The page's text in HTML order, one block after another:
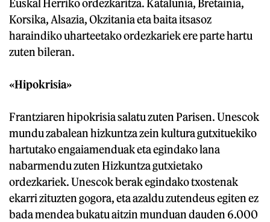
Euskal Herriko ordezkaritza. Katalunia, Bretainia,
Korsika, Alsazia, Okzitania eta baita itsasoz
haraindiko uharteetako ordezkariek ere parte hartu
zuten bileran.
«Hipokrisia»
Frantziaren hipokrisia salatu zuten Parisen. Unescok
mundu zabalean hizkuntza zein kultura gutxituekiko
hartutako engaiamenduak eta egindako lana
nabarmendu zuten Hizkuntza gutxietako
ordezkariek. Unescok berak egindako txostenak
ekarri zituzten gogora, eta azaldu zutendeus egiten ez
bada mendea bukatu aitzin munduan dauden 6.000